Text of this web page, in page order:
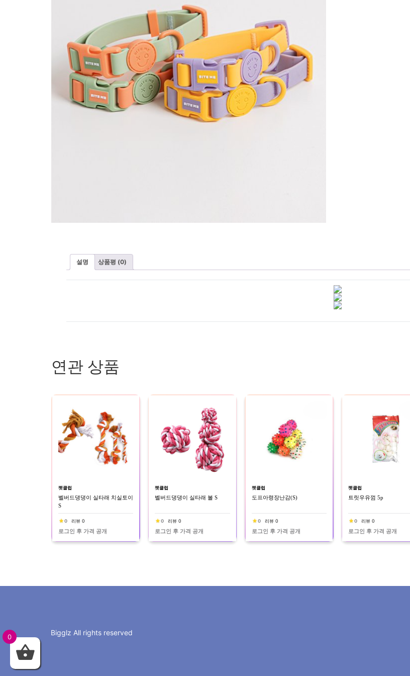
설명 상품평 (0)
연관 상품
펫클럽
벨버드댕댕이 실타래 치실토이
S
0 리뷰 0
로그인 후 가격 공개
펫클럽
벨버드댕댕이 실타래 볼 S
0 리뷰 0
로그인 후 가격 공개
펫클럽
도프아령장난감(S)
0 리뷰 0
로그인 후 가격 공개
펫클럽
트릿우유껌 5p
0 리뷰 0
로그인 후 가격 공개
Bigglz All rights reserved
0